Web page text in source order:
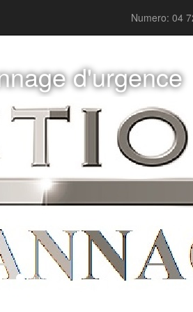
Numero: 04
d'urgence